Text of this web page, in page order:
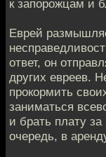
к запорожцам и
Еврей
ответ, он
других евреев.
прокормить
заниматься
и брать плату
очередь, в